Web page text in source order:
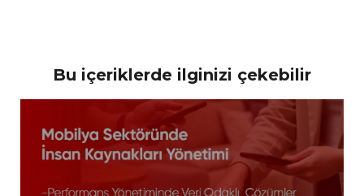
Bu içeriklerde ilginizi çekebilir